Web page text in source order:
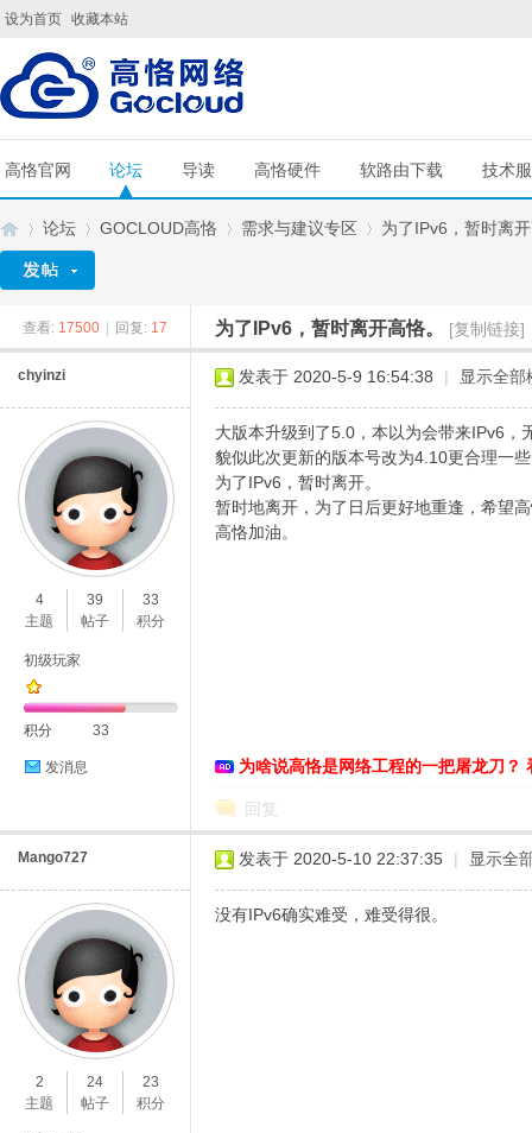
设为首页 收藏本站
高恪官网 论坛 导读 高恪硬件 软路由下载 技术
»
论坛
›
GOCLOUD高恪
›
需求与建议专区
›
为了IPv6，暂时离
查看: 17500 回复: 17 为了IPv6，暂时离开高恪。 [复制链接]
chyinzi
4
主题
39
帖子
33
积分
初级玩家
积分 33
发消息
发表于 2020-5-9 16:54:38 | 显示全部
大版本升级到了5.0，本以为会带来IPv6，
貌似此次更新的版本号改为4.10更合理一
为了IPv6，暂时离开。
暂时地离开，为了日后更好地重逢，希望
高恪加油。
为啥说高恪是网络工程的一把屠龙刀？
回复
Mango727
2
主题
24
帖子
23
积分
发表于 2020-5-10 22:37:35 | 显示全
没有IPv6确实难受，难受得很。